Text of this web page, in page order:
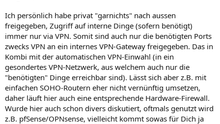
Ich persönlich habe privat "garnichts" nach aussen
freigegeben, Zugriff auf interne Dinge (sofern benötigt)
immer nur via VPN. Somit sind auch nur die benötigten Ports
zwecks VPN an ein internes VPN-Gateway freigegeben. Das in
Kombi mit der automatischen VPN-Einwahl (in ein
gesondertes VPN-Netzwerk, aus welchem auch nur die
"benötigten" Dinge erreichbar sind). Lässt sich aber z.B. mit
einfachen SOHO-Routern eher nicht vernünftig umsetzen,
daher läuft hier auch eine entsprechende Hardware-Firewall.
Wurde hier auch schon divers diskutiert, oftmals genutzt wird
z.B. pfSense/OPNsense, vielleicht kommt sowas für Dich ja